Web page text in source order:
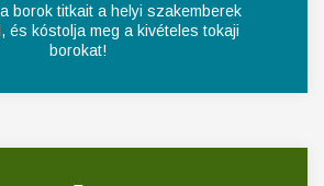
borok titkait a helyi szakemberek
és kóstolja meg a kivételes tokaji
borokat!